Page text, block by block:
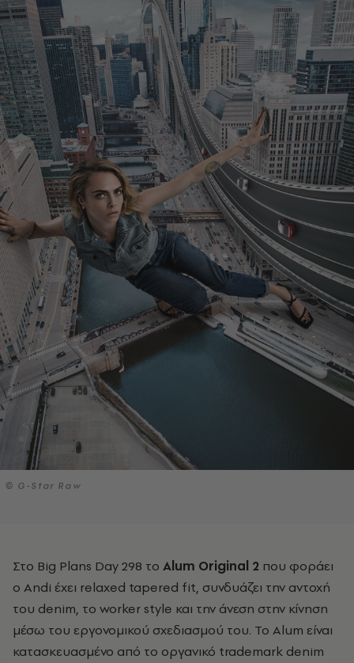
© G-Star Raw
Στο Big Plans Day 298 το Alum Original 2 που φοράει
ο Andi έχει relaxed tapered fit, συνδυάζει την αντοχή
του denim, το worker style και την άνεση στην κίνηση
μέσω του εργονομικού σχεδιασμού του. Το Alum είναι
κατασκευασμένο από το οργανικό trademark denim